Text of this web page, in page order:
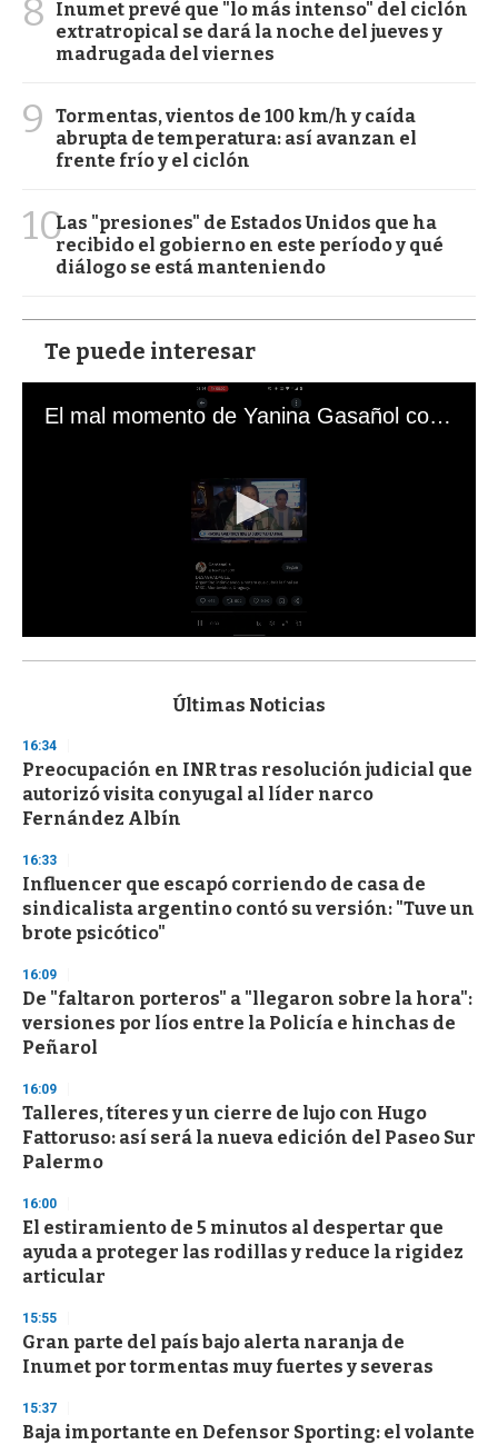
8
Inumet prevé que "lo más intenso" del ciclón
extratropical se dará la noche del jueves y
madrugada del viernes
9
Tormentas, vientos de 100 km/h y caída
abrupta de temperatura: así avanzan el
frente frío y el ciclón
10Las "presiones" de Estados Unidos que ha
recibido el gobierno en este período y qué
diálogo se está manteniendo
Te puede interesar
El mal momento de Yanina Gasañol con un hincha argentino en "Subrayado"
s
d
s
o
f
3
s
e
c
o
n
Últimas Noticias
16:34
Preocupación en INR tras resolución judicial que
autorizó visita conyugal al líder narco
Fernández Albín
16:33
Influencer que escapó corriendo de casa de
sindicalista argentino contó su versión: "Tuve un
brote psicótico"
16:09
De "faltaron porteros" a "llegaron sobre la hora":
versiones por líos entre la Policía e hinchas de
Peñarol
16:09
Talleres, títeres y un cierre de lujo con Hugo
Fattoruso: así será la nueva edición del Paseo Sur
Palermo
16:00
El estiramiento de 5 minutos al despertar que
ayuda a proteger las rodillas y reduce la rigidez
articular
15:55
Gran parte del país bajo alerta naranja de
Inumet por tormentas muy fuertes y severas
15:37
Baja importante en Defensor Sporting: el volante